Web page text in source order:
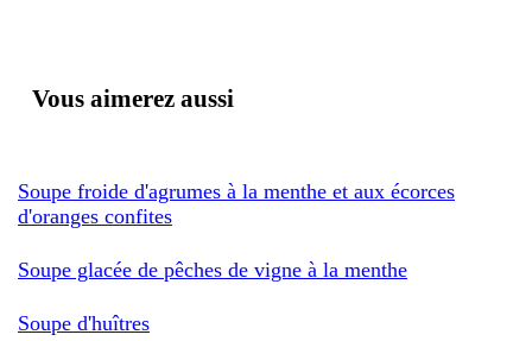
Vous aimerez aussi
Soupe froide d'agrumes à la menthe et aux écorces
d'oranges confites
Soupe glacée de pêches de vigne à la menthe
Soupe d'huîtres